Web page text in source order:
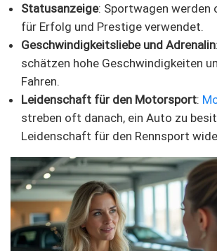
Statusanzeige: Sportwagen werden
für Erfolg und Prestige verwendet.
Geschwindigkeitsliebe und Adrenalin
schätzen hohe Geschwindigkeiten
Fahren.
Leidenschaft für den Motorsport:
streben oft danach, ein Auto zu
Leidenschaft für den Rennsport